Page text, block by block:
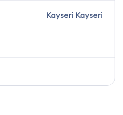
Kayseri Kayseri